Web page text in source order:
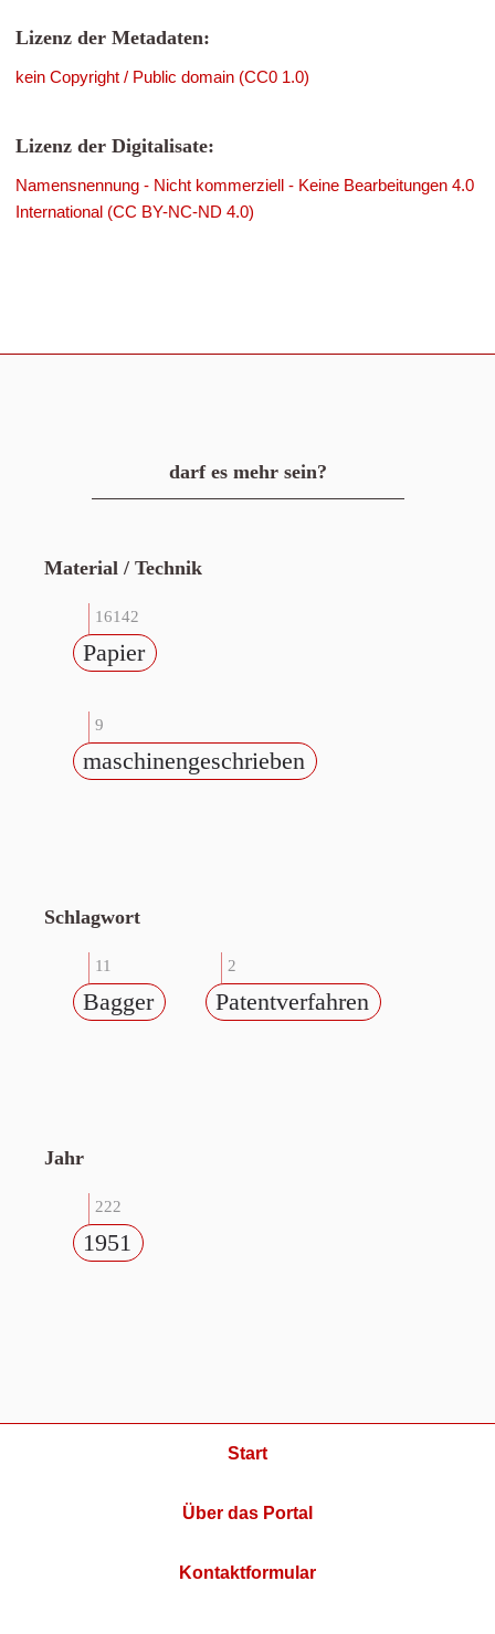
Lizenz der Metadaten:
kein Copyright / Public domain (CC0 1.0)
Lizenz der Digitalisate:
Namensnennung - Nicht kommerziell - Keine Bearbeitungen 4.0
International (CC BY-NC-ND 4.0)
darf es mehr sein?
Material / Technik
16142
Papier
9
maschinengeschrieben
Schlagwort
11
Bagger
2
Patentverfahren
Jahr
222
1951
Start
Über das Portal
Kontaktformular